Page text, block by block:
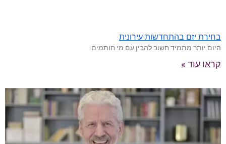
בחירת יזם בהתחדשות עירונית
היום יותר מתמיד חשוב להבין עם מי חותמים
קראו עוד »